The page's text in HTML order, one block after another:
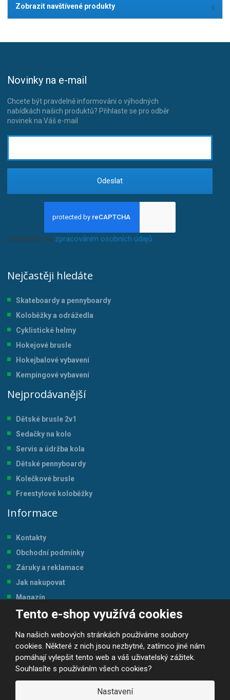
Tento e-shop využívá cookies
Na našich webových stránkách používáme soubory
cookies. Některé z nich jsou nezbytné, zatímco jiné nám
pomáhají vylepšit tento web a váš uživatelský zážitek.
Souhlasíte s používáním všech cookies?
Nastavení
Zobrazit navštívené produkty
Novinky na e-mail
Chcete být pravdelně informováni o výhodných
nabídkách našich produktů? Přihlaste se pro odběr
novinek na Váš e-mail
Odeslat
Souhlasím se zpracováním osobních údajů
Nejčastěji hledáte
Skateboardy a pennyboardy
Koloběžky a odrážedla
Cyklistické helmy
Hokejové brusle
Hokejbalové vybavení
Kempingové vybavení
Nejprodávanější
Dětské brusle 2v1
Sedačky na kolo
Servis a údržba kola
Dětské pennyboardy
Kolečkové brusle
Freestylové koloběžky
Informace
Kontakty
Obchodní podmínky
Záruky a reklamace
Jak nakupovat
Magazín
Tabulka velikostí
© 2026, JP-SPORT.CZ SPORTOVNÍ POTŘEBY
Prohlášení o přístupnosti |Mapa stránek ||GDPR